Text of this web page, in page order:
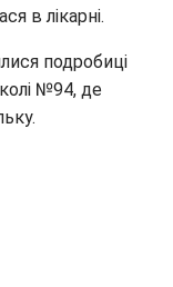
в лікарні.
подробиці
№94, де